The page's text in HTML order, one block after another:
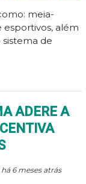
meia-
além
de
ADERE A
6 meses atrás